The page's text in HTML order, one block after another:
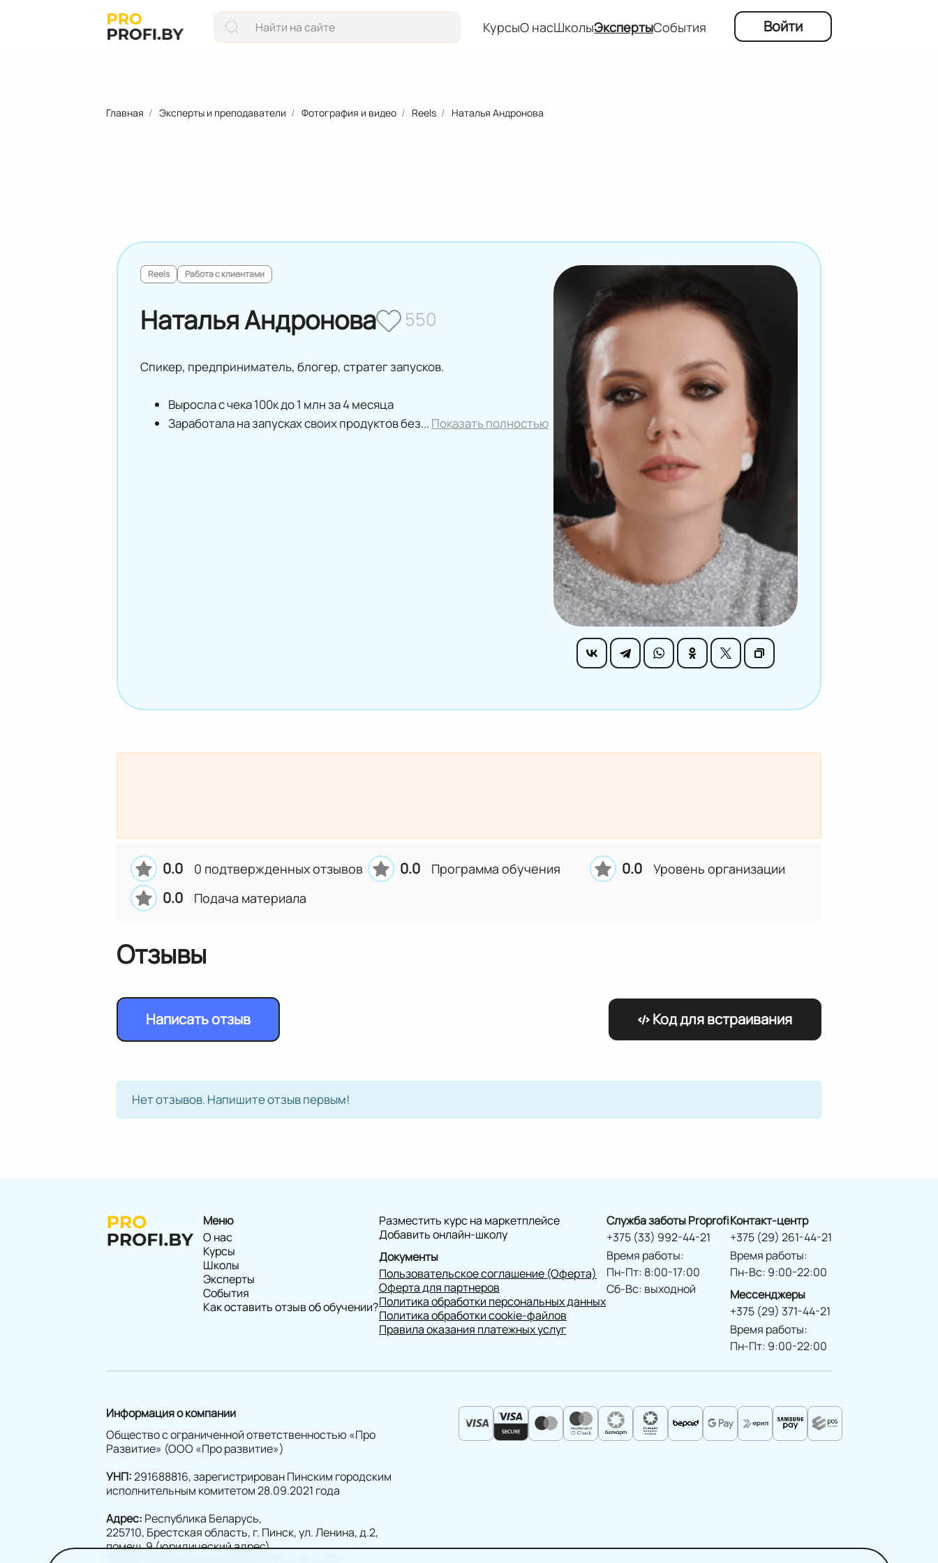
КурсыО насШколыЭкспертыСобытия Войти
О нас
Главная Эксперты и преподаватели Фотография и видео Reels Наталья Андронова
Reels Работа с клиентами
Наталья Андронова 550
Спикер, предприниматель, блогер, стратег запусков.
Выросла с чека 100к до 1 млн за 4 месяца
Заработала на запусках своих продуктов без... Показать полностью
0.0 0 подтвержденных отзывов 0.0 Программа обучения 0.0 Уровень организации
0.0 Подача материала
Отзывы
Написать отзыв Код для встраивания
Нет отзывов. Напишите отзыв первым!
Меню
О нас
Курсы
Школы
Эксперты
События
Как оставить отзыв об обучении?
Разместить курс на маркетплейсе
Добавить онлайн-школу
Документы
Пользовательское соглашение (Оферта)
Оферта для партнеров
Политика обработки персональных данных
Политика обработки cookie-файлов
Правила оказания платежных услуг
Служба заботы Proprofi
+375 (33) 992-44-21
Время работы:
Пн-Пт: 8:00-17:00
Сб-Вс: выходной
Контакт-центр
+375 (29) 261-44-21
Время работы:
Пн-Вс: 9:00-22:00
Мессенджеры
+375 (29) 371-44-21
Время работы:
Пн-Пт: 9:00-22:00
Информация о компании
Общество с ограниченной ответственностью «Про
Развитие» (ООО «Про развитие»)
УНП:291688816, зарегистрирован Пинским городским
исполнительным комитетом 28.09.2021 года
Адрес: Республика Беларусь,
225710, Брестская область, г. Пинск, ул. Ленина, д.2,
помещ. 9 (юридический адрес)